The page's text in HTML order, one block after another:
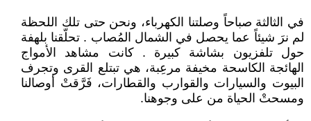
في الثالثة صباحاً وصلتنا الكهرباء، ونحن حتى تلك اللحظة
لم نرَ شيئاً عما يحصل في الشمال المُصاب . تحلّقنا بلهفة
حول تلفزيون بشاشة كبيرة . كانت مشاهد الأمواج
الهائجة الكاسحة مخيفة مرعِبة، هي تبتلع القرى وتجرف
البيوت والسيارات والقوارب والقطارات، فَرَّقتْ أوصالنا
ومسحتْ الحياة من على وجوهنا.